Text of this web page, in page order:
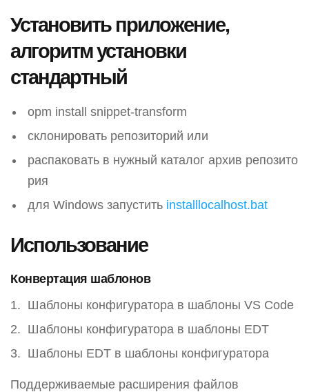
Установить приложение,
алгоритм установки
стандартный
opm install snippet-transform
склонировать репозиторий или
распаковать в нужный каталог архив репозито
рия
для Windows запустить installlocalhost.bat
Использование
Конвертация шаблонов
Шаблоны конфигуратора в шаблоны VS Code
Шаблоны конфигуратора в шаблоны EDT
Шаблоны EDT в шаблоны конфигуратора
Поддерживаемые расширения файлов